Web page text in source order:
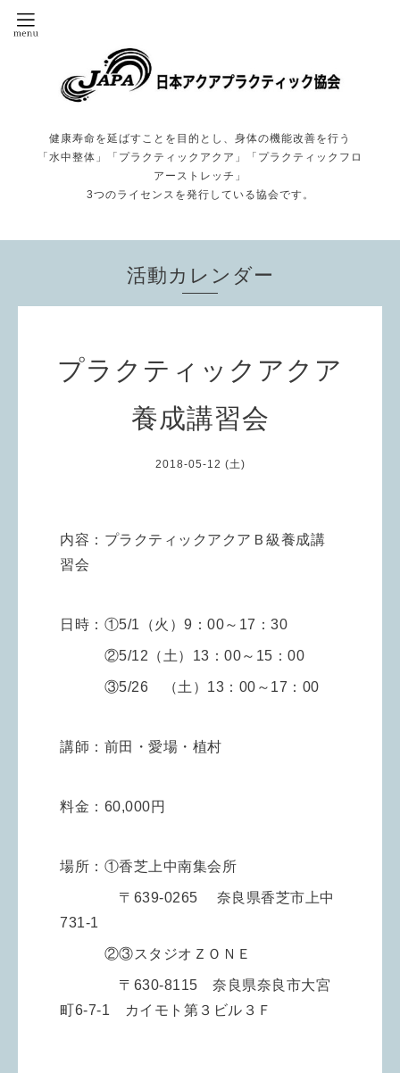
健康寿命を延ばすことを目的とし、身体の機能改善を行う
「水中整体」「プラクティックアクア」「プラクティックフロ
アーストレッチ」
3つのライセンスを発行している協会です。
活動カレンダー
プラクティックアクア
養成講習会
2018-05-12 (土)
内容：プラクティックアクアＢ級養成講
習会
日時：①5/1（火）9：00～17：30
②5/12（土）13：00～15：00
③5/26 （土）13：00～17：00
講師：前田・愛場・植村
料金：60,000円
場所：①香芝上中南集会所
〒639-0265 奈良県香芝市上中
731-1
②③スタジオＺＯＮＥ
〒630-8115 奈良県奈良市大宮
町6-7-1 カイモト第３ビル３Ｆ